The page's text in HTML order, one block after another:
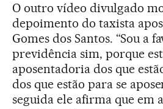
O outro vídeo divulgado
depoimento do taxista
Gomes dos Santos. “Sou a
previdência sim, porque
aposentadoria dos que
dos que estão para se
seguida ele afirma que em